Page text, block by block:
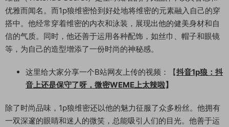
优雅而闻名。而1p狼维密恰到好处地将维密的元素融入自己的穿
搭中。他经常穿着维密的内衣和泳装，展现出他的健美身材和自
信的气质。同时，他还善于运用各种配饰，如丝巾、帽子和眼镜
等，为自己的造型增添了一份时尚的神秘感。
这里给大家分享一个B站网友上传的视频：【抖音1p狼：抖
音上还是保守了呀，微密WEME上太辣啦】
除了时尚品味，1p狼维密还以他的魅力征服了众多粉丝。他拥有
一双深邃的眼睛和迷人的微笑，总能吸引人们的目光。他善于运